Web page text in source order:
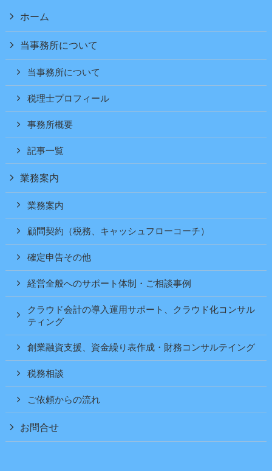
ホーム
当事務所について
当事務所について
税理士プロフィール
事務所概要
記事一覧
業務案内
業務案内
顧問契約（税務、キャッシュフローコーチ）
確定申告その他
経営全般へのサポート体制・ご相談事例
クラウド会計の導入運用サポート、クラウド化コンサル
ティング
創業融資支援、資金繰り表作成・財務コンサルテイング
税務相談
ご依頼からの流れ
お問合せ